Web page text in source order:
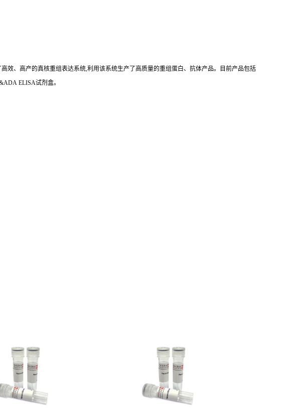
效、高产的真核重组表达系统,利用该系统生产了高质量的重组蛋白、抗体产品。目前产品包括
ELISA试剂盒。